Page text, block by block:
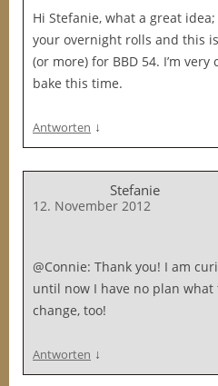
Hi Stefanie, what a great
your overnight rolls and this
(or more) for BBD 54. I’m
bake this time.
Antworten ↓
Stefanie
12. November 2012
@Connie: Thank you! I am
until now I have no plan
change, too!
Antworten ↓